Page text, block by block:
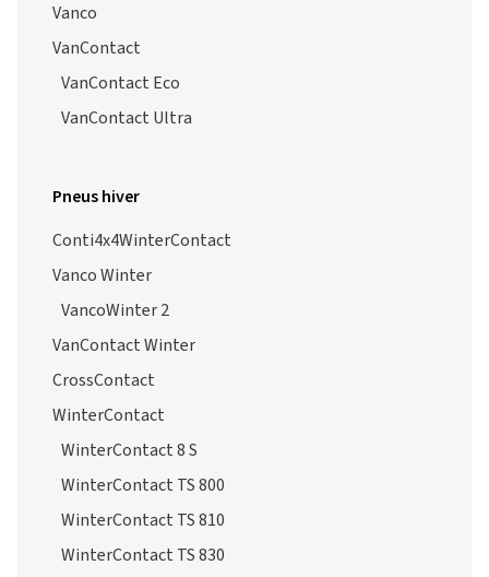
Vanco
VanContact
VanContact Eco
VanContact Ultra
Pneus hiver
Conti4x4WinterContact
Vanco Winter
VancoWinter 2
VanContact Winter
CrossContact
WinterContact
WinterContact 8 S
WinterContact TS 800
WinterContact TS 810
WinterContact TS 830